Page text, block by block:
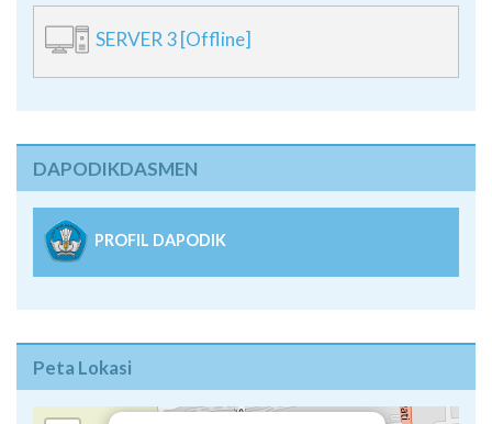
SERVER 3 [Offline]
DAPODIKDASMEN
PROFIL DAPODIK
Peta Lokasi